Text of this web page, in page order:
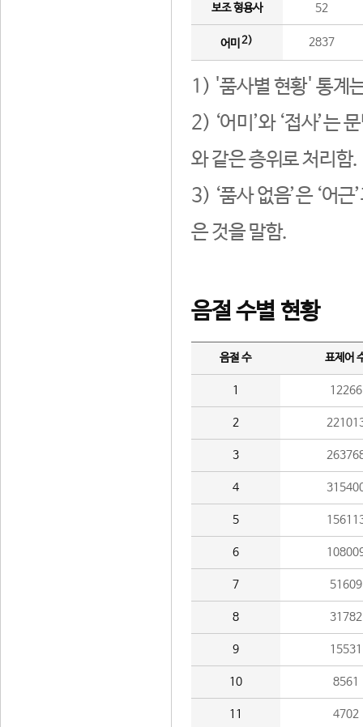
보조 형용사 52
어미 2) 2837
1) '품사별 현황' 통계
2) ‘어미’와 ‘접사’는
와 같은 층위로 처리함.
3) ‘품사 없음’은 ‘어
은 것을 말함.
음절 수별 현황
음절 수 표제어
1 12266
2
3
4
5
6
7 51609
8 31782
9 15531
10 8561
11 4702